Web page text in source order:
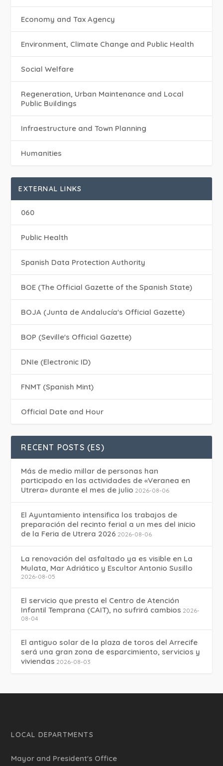
Economy and Tax Agency
Environment, Climate Change and Public Health
Social Welfare
Regeneration, Urban Maintenance and Local
Public Buildings
Infraestructure and Town Planning
Humanities
EXTERNAL LINKS
060
Public Health
Spanish Data Protection Authority
BOE (The Official Gazette of the Spanish State)
BOJA (Junta de Andalucía's Official Gazette)
BOP (Seville's Official Gazette)
DNIe (Electronic ID)
FNMT (Spanish Mint)
Official Date and Hour
RECENT POSTS (ES)
Más de medio millar de personas han
participado en las actividades de «Veranea en
Utrera» durante el mes de julio 2026-08-06
El Ayuntamiento intensifica los trabajos de
preparación del recinto ferial a un mes del inicio
de la Feria de Utrera 2026 2026-08-06
La renovación del asfaltado ya es visible en La
Mulata, Mar Adriático y Escultor Antonio Susillo
2026-08-05
El servicio que presta el Centro de Atención
Infantil Temprana (CAIT), no sufrirá cambios 2026-
08-04
El antiguo solar de la plaza de toros del Arrecife
será una gran zona de esparcimiento, servicios y
viviendas 2026-08-03
LOCAL DEPARTMENTS
Mayor and President's Office